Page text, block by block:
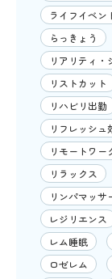
ライフイベン
らっきょう
リアリティ・
リストカット
リハビリ出勤
リフレッシュ
リモートワー
リラックス
リンパマッサ
レジリエンス
レム睡眠
ロゼレム